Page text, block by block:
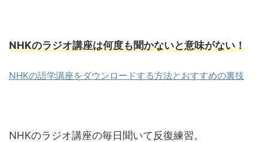
NHKのラジオ講座は何度も聞かないと意味がない！
NHKの語学講座をダウンロードする方法とおすすめの裏技
NHKのラジオ講座の毎日聞いて反復練習。